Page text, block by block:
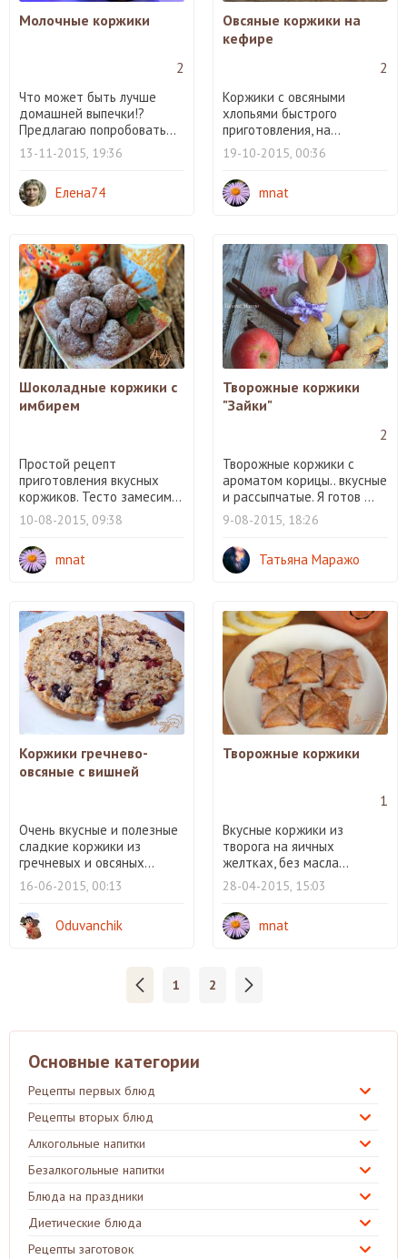
Молочные коржики
2
Что может быть лучше
домашней выпечки!?
Предлагаю попробовать...
13-11-2015, 19:36
Елена74
Овсяные коржики на
кефире
2
Коржики с овсяными
хлопьями быстрого
приготовления, на...
19-10-2015, 00:36
mnat
Шоколадные коржики с
имбирем
Простой рецепт
приготовления вкусных
коржиков. Тесто замесим...
10-08-2015, 09:38
mnat
Творожные коржики
"Зайки"
2
Творожные коржики с
ароматом корицы.. вкусные
и рассыпчатые. Я готов ...
9-08-2015, 18:26
Татьяна Маражо
Коржики гречнево-
овсяные с вишней
Очень вкусные и полезные
сладкие коржики из
гречневых и овсяных...
16-06-2015, 00:13
Oduvanchik
Творожные коржики
1
Вкусные коржики из
творога на яичных
желтках, без масла...
28-04-2015, 15:03
mnat
1 2
Основные категории
Рецепты первых блюд
Рецепты вторых блюд
Алкогольные напитки
Безалкогольные напитки
Блюда на праздники
Диетические блюда
Рецепты заготовок